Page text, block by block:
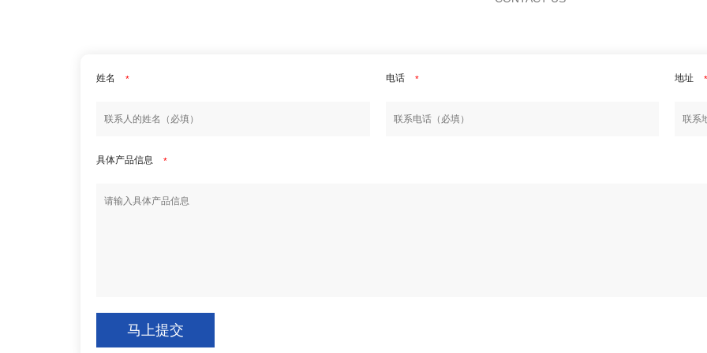
姓名 * 电话 * 地址
具体产品信息 *
马上提交